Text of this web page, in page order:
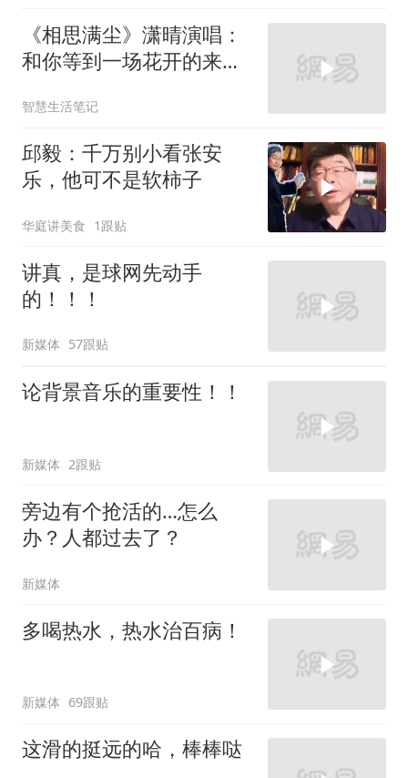
《相思满尘》潇晴演唱：
和你等到一场花开的来
智慧生活笔记
邱毅：千万别小看张安
乐，他可不是软柿子
华庭讲美食 1跟贴
讲真，是球网先动手
的！！！
新媒体 57跟贴
论背景音乐的重要性！！
新媒体 2跟贴
旁边有个抢活的…怎么
办？人都过去了？
新媒体
多喝热水，热水治百病！
新媒体 69跟贴
这滑的挺远的哈，棒棒哒